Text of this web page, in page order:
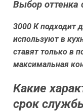
Выбор оттенка
3000 К подходит
используют в
ставят только в
максимальная
Какие
срок